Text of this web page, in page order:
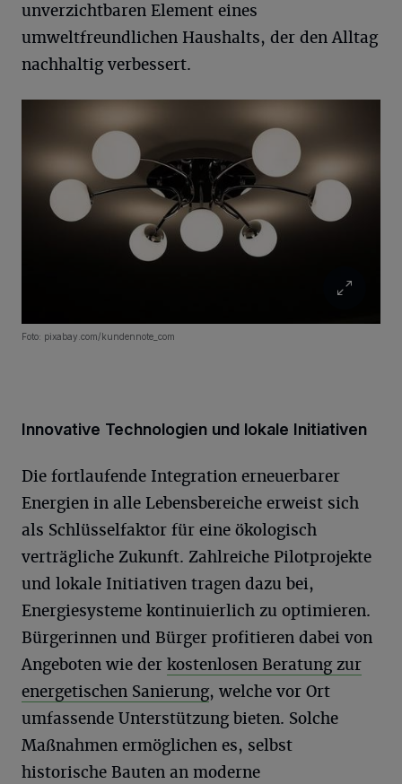
unverzichtbaren Element eines
umweltfreundlichen Haushalts, der den Alltag
nachhaltig verbessert.
Foto: pixabay.com/kundennote_com
Innovative Technologien und lokale Initiativen
Die fortlaufende Integration erneuerbarer
Energien in alle Lebensbereiche erweist sich
als Schlüsselfaktor für eine ökologisch
verträgliche Zukunft. Zahlreiche Pilotprojekte
und lokale Initiativen tragen dazu bei,
Energiesysteme kontinuierlich zu optimieren.
Bürgerinnen und Bürger profitieren dabei von
Angeboten wie der kostenlosen Beratung zur
energetischen Sanierung, welche vor Ort
umfassende Unterstützung bieten. Solche
Maßnahmen ermöglichen es, selbst
historische Bauten an moderne